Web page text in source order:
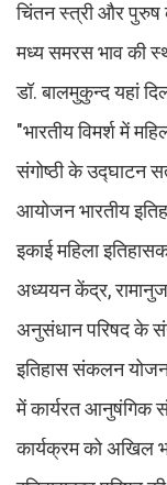
चिंतन स्त्री और
मध्य समरस भाव की
डॉ. बालमुकुन्द यहां
"भारतीय विमर्श में
संगोष्ठी के उद्घाटन
आयोजन भारतीय
इकाई महिला
अध्ययन केंद्र,
अनुसंधान परिषद के
इतिहास संकलन
में कार्यरत आनुषंगिक
कार्यक्रम को अखिल